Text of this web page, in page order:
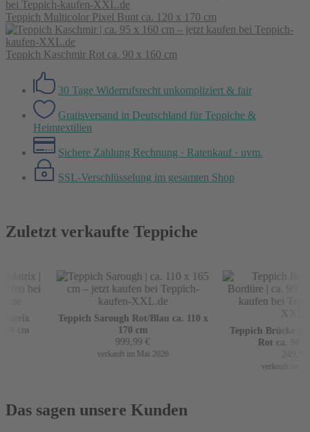
Teppich Multicolor Pixel Bunt ca. 120 x 170 cm
Teppich Kaschmir Rot ca. 90 x 160 cm
30 Tage Widerrufsrecht unkompliziert & fair
Gratisversand in Deutschland für Teppiche &
Heimtextilien
Sichere Zahlung Rechnung · Ratenkauf · uvm.
SSL-Verschlüsselung im gesamten Shop
Zuletzt verkaufte Teppiche
Teppich Sarough Rot/Blau ca. 110 x
170 cm
999,99€
verkauft im Mai 2026
Teppich Brücke
Rot ca. 90 x
verkauft im
Das sagen unsere Kunden